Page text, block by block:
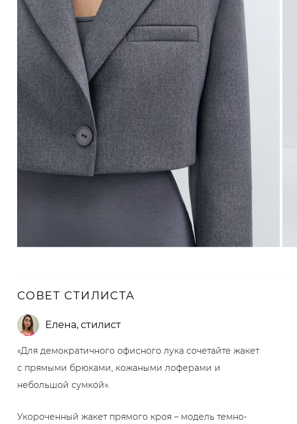
СОВЕТ СТИЛИСТА
Елена, стилист
«Для демократичного офисного лука сочетайте жакет
с прямыми брюками, кожаными лоферами и
небольшой сумкой».
Укороченный жакет прямого кроя – модель темно-